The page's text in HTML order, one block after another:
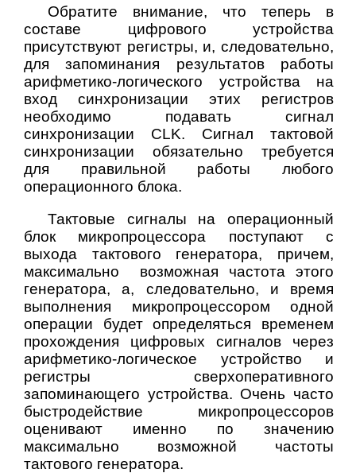
Обратите внимание, что теперь в
составе цифрового устройства
присутствуют регистры, и, следовательно,
для запоминания результатов работы
арифметико-логического устройства на
вход синхронизации этих регистров
необходимо подавать сигнал
синхронизации CLK. Сигнал тактовой
синхронизации обязательно требуется
для правильной работы любого
операционного блока.
Тактовые сигналы на операционный
блок микропроцессора поступают с
выхода тактового генератора, причем,
максимально возможная частота этого
генератора, а, следовательно, и время
выполнения микропроцессором одной
операции будет определяться временем
прохождения цифровых сигналов через
арифметико-логическое устройство и
регистры сверхоперативного
запоминающего устройства. Очень часто
быстродействие микропроцессоров
оценивают именно по значению
максимально возможной частоты
тактового генератора.